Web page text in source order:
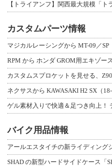
カスタムパーツ情報
ネクサスから KAWASAKI H2 SX（
バイク用品情報
SHAD の新型ハードサイドケース「